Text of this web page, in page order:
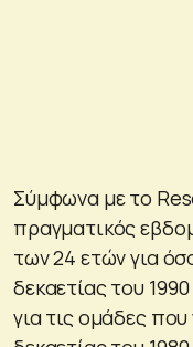
Σύμφωνα με το
πραγματικός
των 24 ετών για
δεκαετίας του
για τις ομάδες